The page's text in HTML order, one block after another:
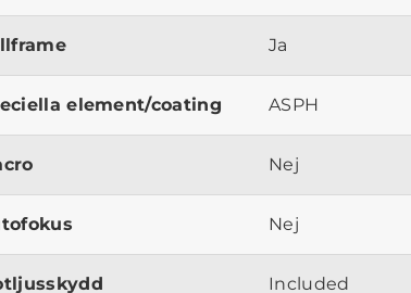
Ja
element/coating ASPH
Nej
Nej
Included